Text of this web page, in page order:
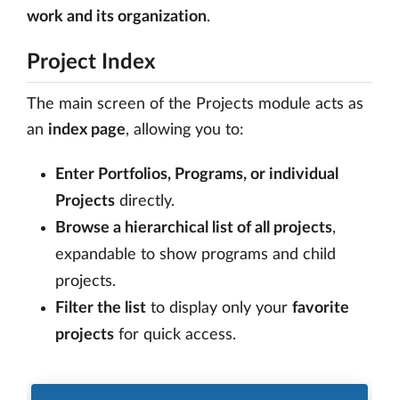
work and its organization.
Project Index
The main screen of the Projects module acts as
an index page, allowing you to:
Enter Portfolios, Programs, or individual
Projects directly.
Browse a hierarchical list of all projects,
expandable to show programs and child
projects.
Filter the list to display only your favorite
projects for quick access.